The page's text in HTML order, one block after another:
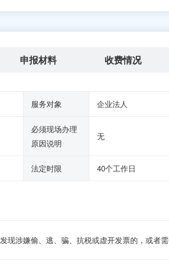
申报材料 收费情况
服务对象 企业法人
必须现场办理
原因说明
无
法定时限 40个工作日
现涉嫌偷、逃、骗、抗税或虚开发票的，或者